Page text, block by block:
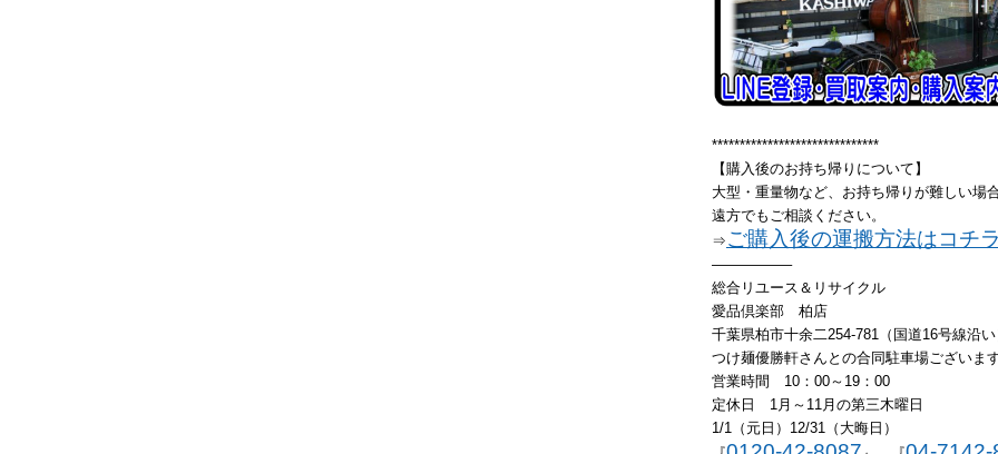
******************************
【購入後のお持ち帰りについて】
大型・重量物など、お持ち帰りが難しい場
遠方でもご相談ください。
⇒ ご購入後の運搬方法はコチ
—————–
総合リユース＆リサイクル
愛品倶楽部 柏店
千葉県柏市十余二254-781（国道16号線沿い
つけ麺優勝軒さんとの合同駐車場ございます
営業時間 10：00～19：00
定休日 1月～11月の第三木曜日
1/1（元日）12/31（大晦日）